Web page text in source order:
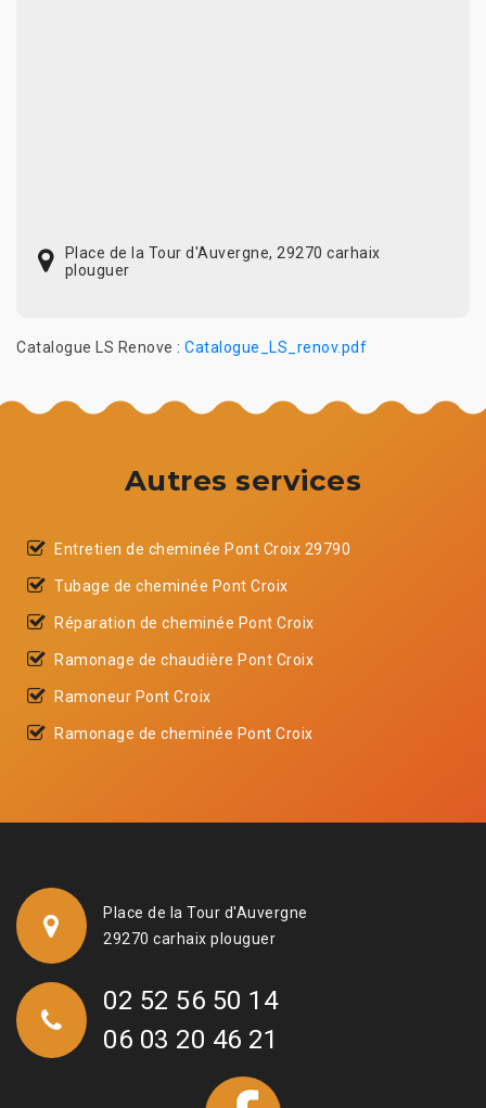
Place de la Tour d'Auvergne, 29270 carhaix
plouguer
Catalogue LS Renove : Catalogue_LS_renov.pdf
Autres services
Entretien de cheminée Pont Croix 29790
Tubage de cheminée Pont Croix
Réparation de cheminée Pont Croix
Ramonage de chaudière Pont Croix
Ramoneur Pont Croix
Ramonage de cheminée Pont Croix
Place de la Tour d'Auvergne
29270 carhaix plouguer
02 52 56 50 14
06 03 20 46 21